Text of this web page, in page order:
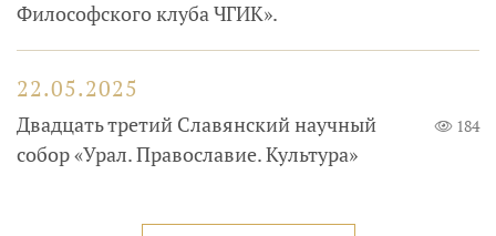
Философского клуба ЧГИК».
22.05.2025
Двадцать третий Славянский научный
собор «Урал. Православие. Культура»
184